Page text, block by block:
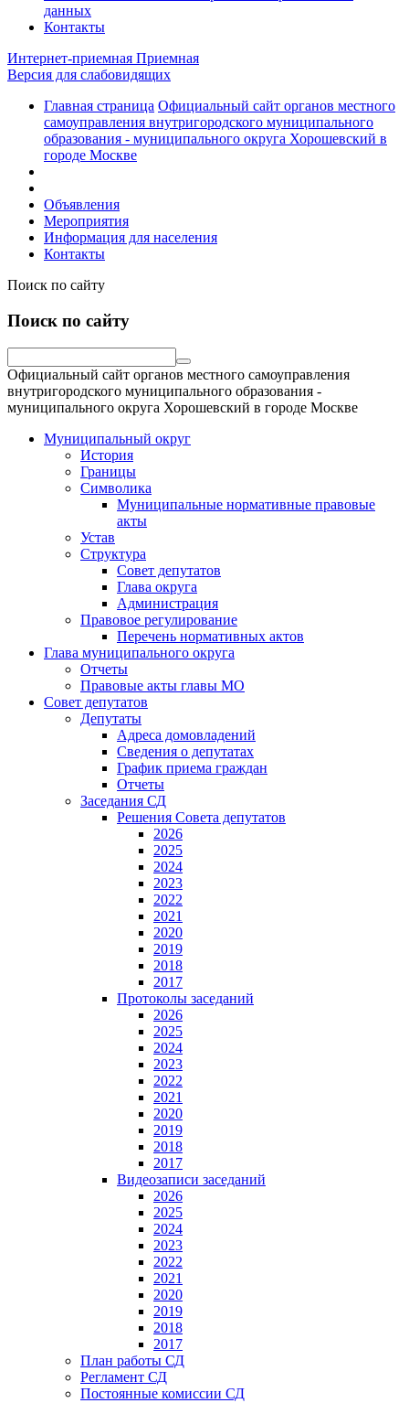
данных
Контакты
Интернет-приемная Приемная
Версия для слабовидящих
Главная страница Официальный сайт органов местного
самоуправления внутригородского муниципального
образования - муниципального округа Хорошевский в
городе Москве
Объявления
Мероприятия
Информация для населения
Контакты
Поиск по сайту
Поиск по сайту
Официальный сайт органов местного самоуправления
внутригородского муниципального образования -
муниципального округа Хорошевский в городе Москве
Муниципальный округ
История
Границы
Символика
Муниципальные нормативные правовые
акты
Устав
Структура
Совет депутатов
Глава округа
Администрация
Правовое регулирование
Перечень нормативных актов
Глава муниципального округа
Отчеты
Правовые акты главы МО
Совет депутатов
Депутаты
Адреса домовладений
Сведения о депутатах
График приема граждан
Отчеты
Заседания СД
Решения Совета депутатов
2026
2025
2024
2023
2022
2021
2020
2019
2018
2017
Протоколы заседаний
2026
2025
2024
2023
2022
2021
2020
2019
2018
2017
Видеозаписи заседаний
2026
2025
2024
2023
2022
2021
2020
2019
2018
2017
План работы СД
Регламент СД
Постоянные комиссии СД